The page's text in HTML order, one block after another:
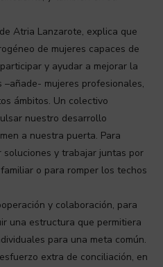
Atria Lanzarote, explica que
de mujeres capaces de
y ayudar a mejorar la
–añade- mujeres profesionales,
ámbitos. Un colectivo
nuestro desarrollo
a nuestra puerta. Para
soluciones y trabajar juntas por
o para romper los techos
y colaboración, para
una estructura que permitiera
para una meta común.
extra de conciliación, en